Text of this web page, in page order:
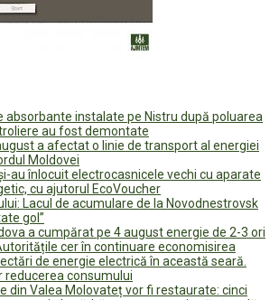
absorbante instalate pe Nistru după poluarea
au fost demontate
a afectat o linie de transport al energiei
Moldovei
au înlocuit electrocasnicele vechi cu aparate
cu ajutorul EcoVoucher
Lacul de acumulare de la Novodnestrovsk
gol”
a cumpărat pe 4 august energie de 2-3 ori
cer în continuare economisirea
de energie electrică în această seară.
reducerea consumului
din Valea Molovateț vor fi restaurate: cinci